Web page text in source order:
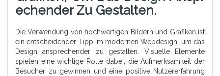
Echender Zu Gestalten.
Die Verwendung von hochwertigen Bildern und Grafiken ist
ein entscheidender Tipp im modernen Webdesign, um das
Design ansprechender zu gestalten. Visuelle Elemente
spielen eine wichtige Rolle dabei, die Aufmerksamkeit der
Besucher zu gewinnen und eine positive Nutzererfahrung